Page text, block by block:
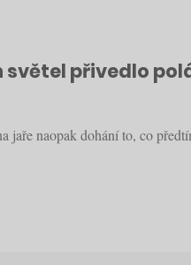
přivedlo
naopak dohání to, co